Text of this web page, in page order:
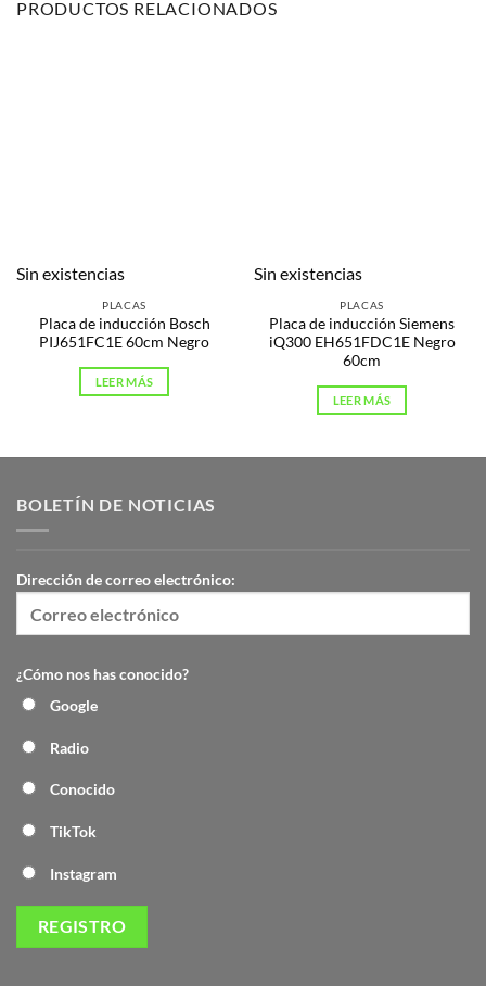
PRODUCTOS RELACIONADOS
Sin existencias
PLACAS
Placa de inducción Bosch
PIJ651FC1E 60cm Negro
LEER MÁS
Sin existencias
PLACAS
Placa de inducción Siemens
iQ300 EH651FDC1E Negro
60cm
LEER MÁS
BOLETÍN DE NOTICIAS
Dirección de correo electrónico:
¿Cómo nos has conocido?
Google
Radio
Conocido
TikTok
Instagram